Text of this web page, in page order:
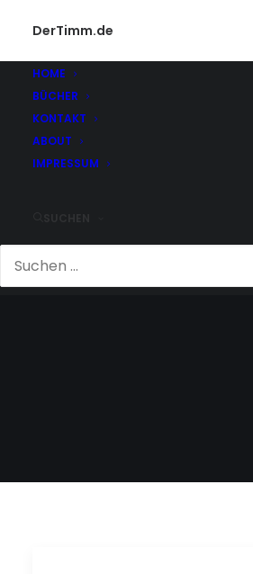
DerTimm.de
HOME
BÜCHER
KONTAKT
ABOUT
IMPRESSUM